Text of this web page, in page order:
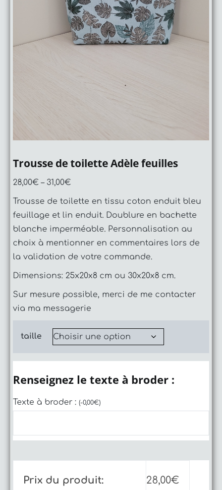
Trousse de toilette Adèle feuilles
28,00€ – 31,00€
Trousse de toilette en tissu coton enduit bleu
feuillage et lin enduit. Doublure en bachette
blanche imperméable. Personnalisation au
choix à mentionner en commentaires lors de
la validation de votre commande.
Dimensions: 25x20x8 cm ou 30x20x8 cm.
Sur mesure possible, merci de me contacter
via ma messagerie
taille
Renseignez le texte à broder :
Texte à broder : (-0,00€)
Prix du produit: 28,00€